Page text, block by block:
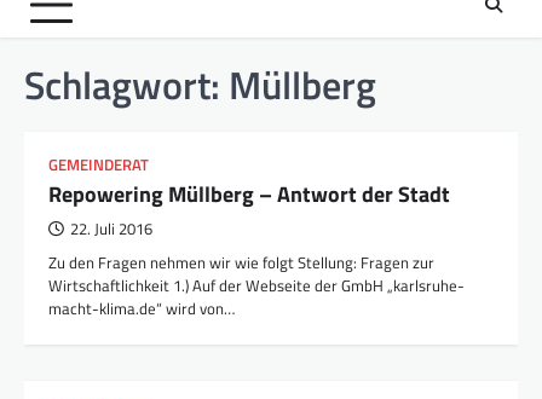
Schlagwort: Müllberg
GEMEINDERAT
Repowering Müllberg – Antwort der Stadt
22. Juli 2016
Zu den Fragen nehmen wir wie folgt Stellung: Fragen zur
Wirtschaftlichkeit 1.) Auf der Webseite der GmbH „karlsruhe-
macht-klima.de“ wird von…